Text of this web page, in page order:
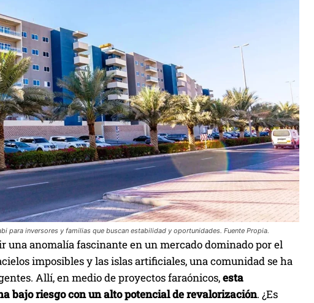
para inversores y familias que buscan estabilidad y oportunidades. Fuente Propia.
una anomalía fascinante en un mercado dominado por el
imposibles y las islas artificiales, una comunidad se ha
Allí, en medio de proyectos faraónicos,esta
bajo riesgo con un alto potencial de revalorización. ¿Es